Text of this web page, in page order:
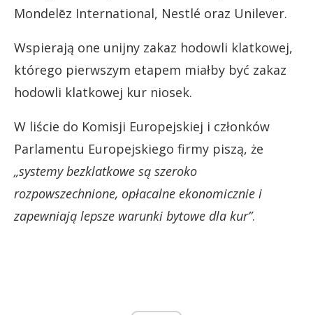
Mondelēz International, Nestlé oraz Unilever.
Wspierają one unijny zakaz hodowli klatkowej,
którego pierwszym etapem miałby być zakaz
hodowli klatkowej kur niosek.
W liście do Komisji Europejskiej i członków
Parlamentu Europejskiego firmy piszą, że
„systemy bezklatkowe są szeroko
rozpowszechnione, opłacalne ekonomicznie i
zapewniają lepsze warunki bytowe dla kur”.